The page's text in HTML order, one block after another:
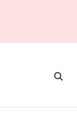
Search